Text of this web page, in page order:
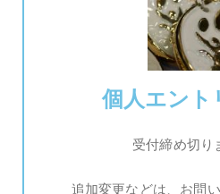
個人エント
受付締め切り
追加変更などは、お問